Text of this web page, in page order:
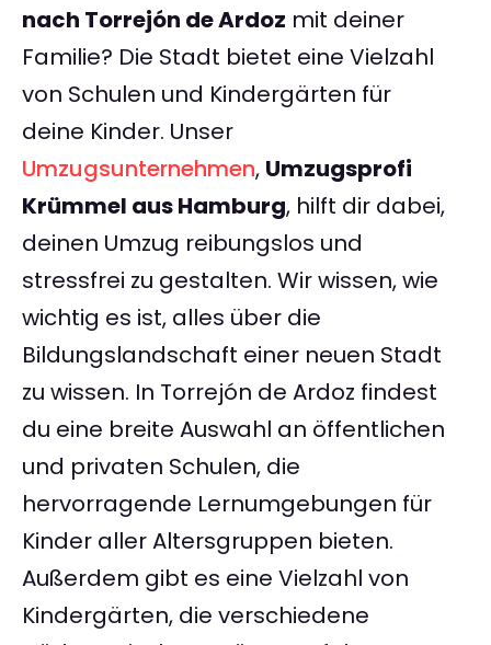
nach Torrejón de Ardoz mit deiner
Familie? Die Stadt bietet eine Vielzahl
von Schulen und Kindergärten für
deine Kinder. Unser
Umzugsunternehmen, Umzugsprofi
Krümmel aus Hamburg, hilft dir dabei,
deinen Umzug reibungslos und
stressfrei zu gestalten. Wir wissen, wie
wichtig es ist, alles über die
Bildungslandschaft einer neuen Stadt
zu wissen. In Torrejón de Ardoz findest
du eine breite Auswahl an öffentlichen
und privaten Schulen, die
hervorragende Lernumgebungen für
Kinder aller Altersgruppen bieten.
Außerdem gibt es eine Vielzahl von
Kindergärten, die verschiedene